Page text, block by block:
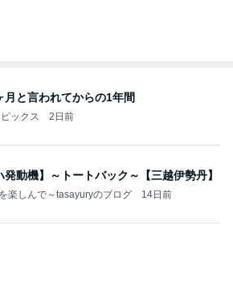
月と言われてからの1年間
ックス 2日前
発動機】～トートバック～【三越伊勢丹】
楽しんで～tasayuryのブログ 14日前